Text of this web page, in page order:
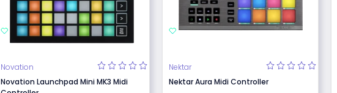
Novation
Novation Launchpad Mini MK3 Midi
Nektar
Nektar Aura Midi Controller